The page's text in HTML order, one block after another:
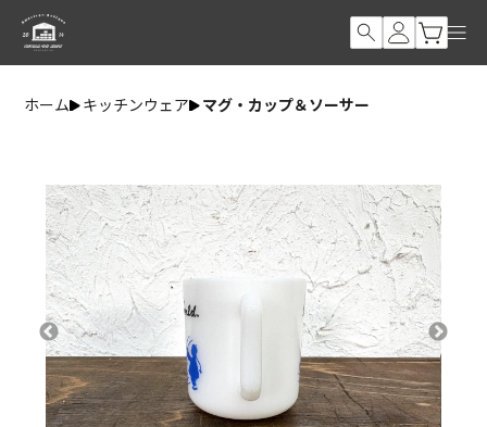
ホーム キッチンウェア マグ・カップ＆ソーサー